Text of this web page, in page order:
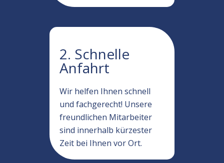
2. Schnelle
Anfahrt
Wir helfen Ihnen schnell
und fachgerecht! Unsere
freundlichen Mitarbeiter
sind innerhalb kürzester
Zeit bei Ihnen vor Ort.